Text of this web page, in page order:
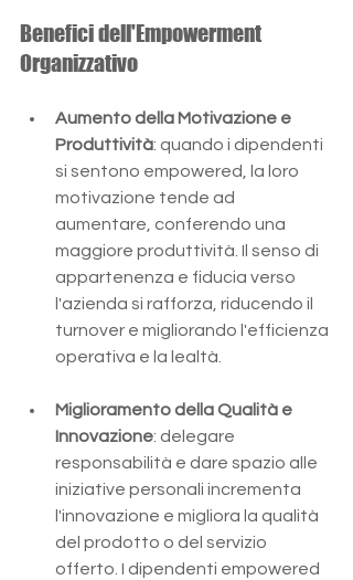
Benefici dell'Empowerment
Organizzativo
Aumento della Motivazione e
Produttività: quando i dipendenti
si sentono empowered, la loro
motivazione tende ad
aumentare, conferendo una
maggiore produttività. Il senso di
appartenenza e fiducia verso
l'azienda si rafforza, riducendo il
turnover e migliorando l'efficienza
operativa e la lealtà.
Miglioramento della Qualità e
Innovazione: delegare
responsabilità e dare spazio alle
iniziative personali incrementa
l'innovazione e migliora la qualità
del prodotto o del servizio
offerto. I dipendenti empowered